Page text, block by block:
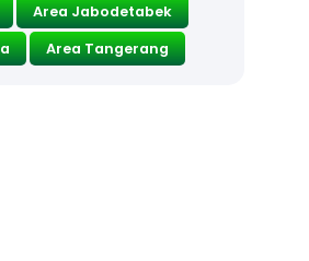
Area Jabodetabek
Area Tangerang